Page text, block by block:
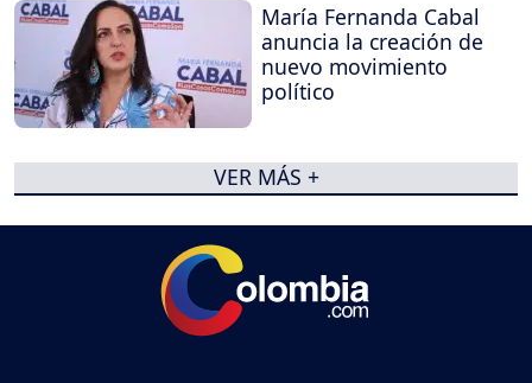
María Fernanda Cabal
anuncia la creación de
nuevo movimiento
político
VER MÁS +